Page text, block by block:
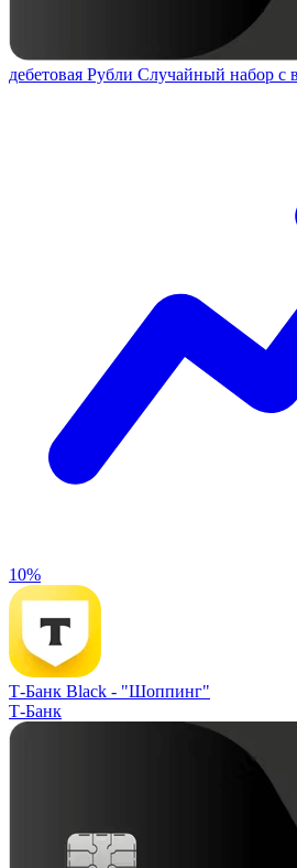
дебетовая Рубли Случайный набор с
10%
Т-Банк Black - "Шоппинг"
Т-Банк